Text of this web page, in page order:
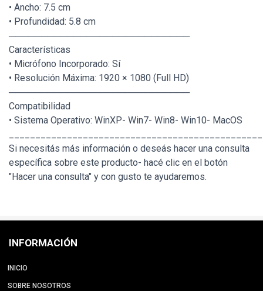
• Ancho: 7.5 cm
• Profundidad: 5.8 cm
────────────────────────────
Características
• Micrófono Incorporado: Sí
• Resolución Máxima: 1920 × 1080 (Full HD)
────────────────────────────
Compatibilidad
• Sistema Operativo: WinXP- Win7- Win8- Win10- MacOS
Si necesitás más información o deseás hacer una consulta
específica sobre este producto- hacé clic en el botón
"Hacer una consulta" y con gusto te ayudaremos.
INFORMACIÓN
INICIO
SOBRE NOSOTROS